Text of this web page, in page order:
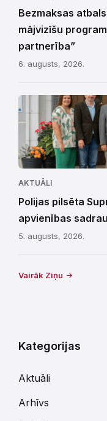
Bezmaksas
mājvizīšu
partnerība”
6. augusts, 2026.
AKTUĀLI
Polijas pilsēta
apvienības
5. augusts, 2026.
Vairāk Ziņu
Kategorijas
Aktuāli
Arhīvs